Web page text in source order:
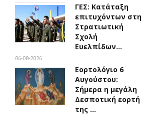
ΓΕΣ: Κατάταξη
επιτυχόντων στη
Στρατιωτική
Σχολή
Ευελπίδων…
06-08-2026
Εορτολόγιο 6
Αυγούστου:
Σήμερα η μεγάλη
Δεσποτική εορτή
της …